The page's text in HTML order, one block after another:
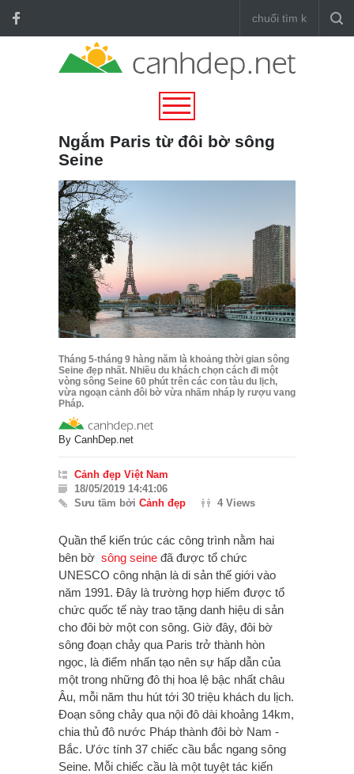
Ngắm Paris từ đôi bờ sông
Seine
Tháng 5-tháng 9 hàng năm là khoảng thời gian sông
Seine đẹp nhất. Nhiều du khách chọn cách đi một
vòng sông Seine 60 phút trên các con tàu du lịch,
vừa ngoạn cảnh đôi bờ vừa nhấm nháp ly rượu vang
Pháp.
By CanhDep.net
Cảnh đẹp Việt Nam
18/05/2019 14:41:06
Sưu tầm bởi Cảnh đẹp 4 Views
Quần thể kiến trúc các công trình nằm hai
bên bờ sông seine đã được tổ chức
UNESCO công nhận là di sản thế giới vào
năm 1991. Đây là trường hợp hiếm được tổ
chức quốc tế này trao tặng danh hiệu di sản
cho đôi bờ một con sông. Giờ đây, đôi bờ
sông đoạn chảy qua Paris trở thành hòn
ngọc, là điểm nhấn tạo nên sự hấp dẫn của
một trong những đô thị hoa lệ bậc nhất châu
Âu, mỗi năm thu hút tới 30 triệu khách du lịch.
Đoạn sông chảy qua nội đô dài khoảng 14km,
chia thủ đô nước Pháp thành đôi bờ Nam -
Bắc. Ước tính 37 chiếc cầu bắc ngang sông
Seine. Mỗi chiếc cầu là một tuyệt tác kiến